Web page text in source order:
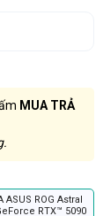
MUA TRẢ
ASUS ROG Astral
RTX™ 5090